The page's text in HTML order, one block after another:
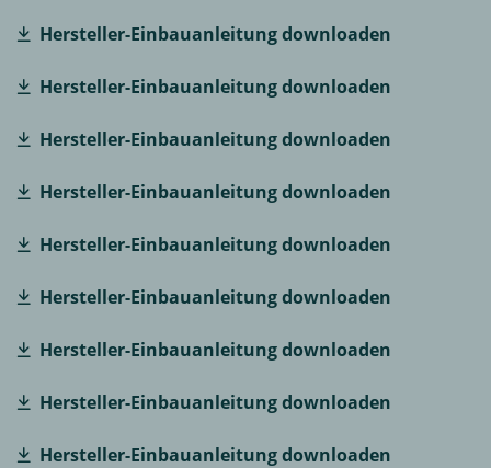
Hersteller-Einbauanleitung downloaden
Hersteller-Einbauanleitung downloaden
Hersteller-Einbauanleitung downloaden
Hersteller-Einbauanleitung downloaden
Hersteller-Einbauanleitung downloaden
Hersteller-Einbauanleitung downloaden
Hersteller-Einbauanleitung downloaden
Hersteller-Einbauanleitung downloaden
Hersteller-Einbauanleitung downloaden